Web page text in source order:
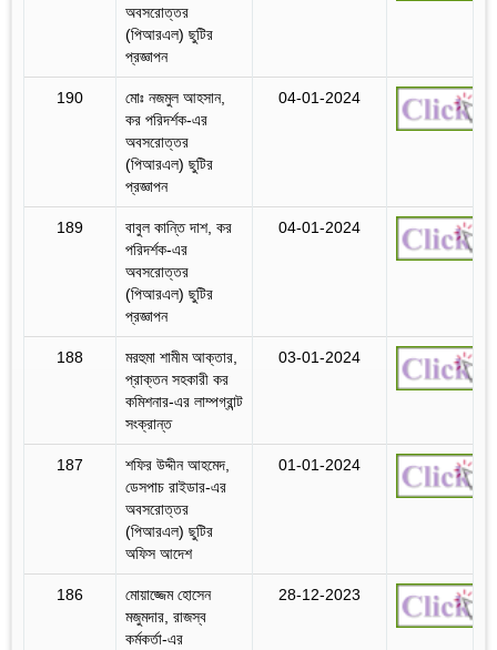
অবসরোত্তর
(পিআরএল) ছুটির
প্রজ্ঞাপন
190
মোঃ নজমুল আহসান,
কর পরিদর্শক-এর
অবসরোত্তর
(পিআরএল) ছুটির
প্রজ্ঞাপন
04-01-2024
189
বাবুল কান্তি দাশ, কর
পরিদর্শক-এর
অবসরোত্তর
(পিআরএল) ছুটির
প্রজ্ঞাপন
04-01-2024
188
মরহুমা শামীম আক্তার,
প্রাক্তন সহকারী কর
কমিশনার-এর লাম্পগ্রান্ট
সংক্রান্ত
03-01-2024
187
শফির উদ্দীন আহমেদ,
ডেসপাচ রাইডার-এর
অবসরোত্তর
(পিআরএল) ছুটির
অফিস আদেশ
01-01-2024
186
মোয়াজ্জেম হোসেন
মজুমদার, রাজস্ব
কর্মকর্তা-এর
28-12-2023